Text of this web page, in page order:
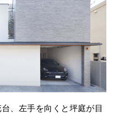
、左手を向くと坪庭が目